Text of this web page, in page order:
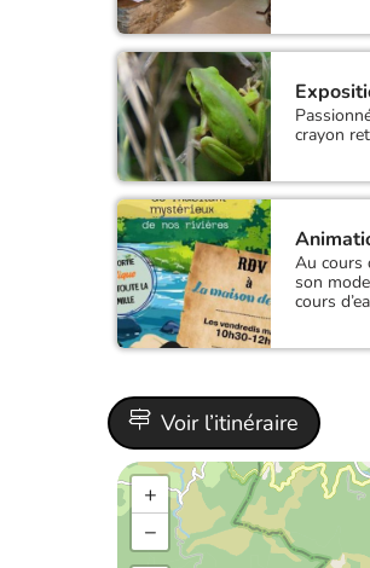
crayon
Au cours
son
cours
Voir l’itinéraire
+
−